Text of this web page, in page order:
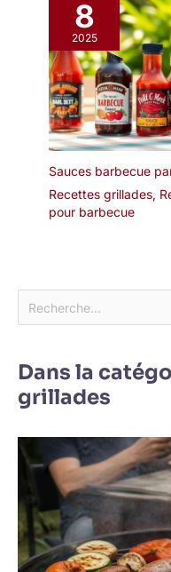
8
2025
Sauces barbecue
Recettes grillades,
pour barbecue
Dans la
grillades